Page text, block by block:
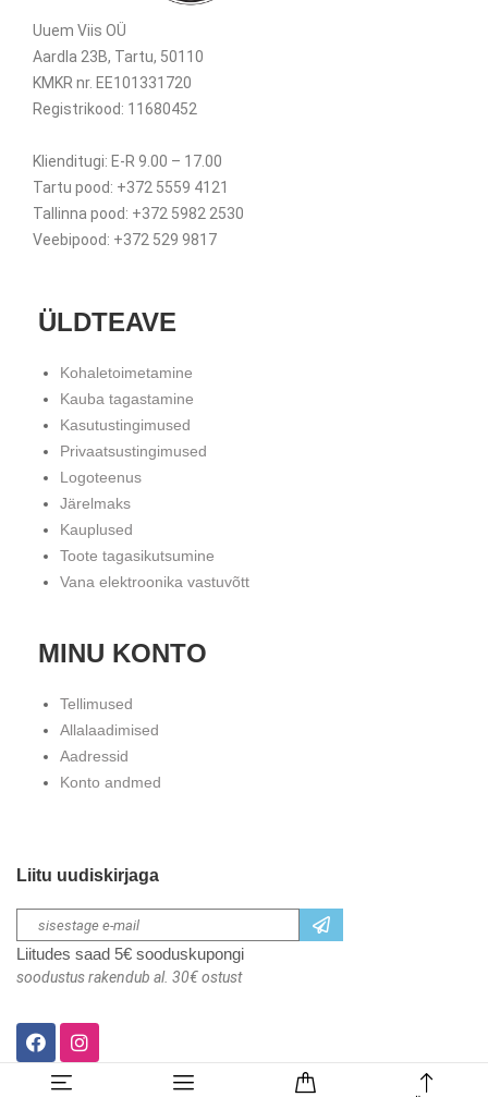
Uuem Viis OÜ
Aardla 23B, Tartu, 50110
KMKR nr. EE101331720
Registrikood: 11680452
Klienditugi: E-R 9.00 – 17.00
Tartu pood: +372 5559 4121
Tallinna pood: +372 5982 2530
Veebipood: +372 529 9817
ÜLDTEAVE
Kohaletoimetamine
Kauba tagastamine
Kasutustingimused
Privaatsustingimused
Logoteenus
Järelmaks
Kauplused
Toote tagasikutsumine
Vana elektroonika vastuvõtt
MINU KONTO
Tellimused
Allalaadimised
Aadressid
Konto andmed
Liitu uudiskirjaga
Liitudes saad 5€ sooduskupongi
soodustus rakendub al. 30€ ostust